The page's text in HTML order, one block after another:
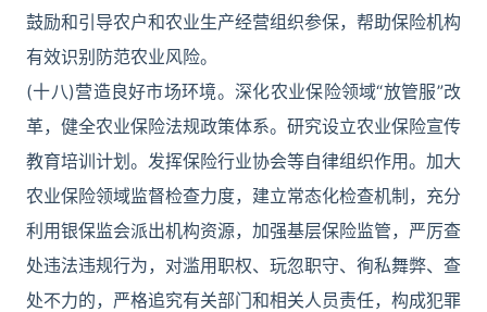
鼓励和引导农户和农业生产经营组织参保，帮助保险机构
有效识别防范农业风险。
(十八)营造良好市场环境。深化农业保险领域“放管服”改
革，健全农业保险法规政策体系。研究设立农业保险宣传
教育培训计划。发挥保险行业协会等自律组织作用。加大
农业保险领域监督检查力度，建立常态化检查机制，充分
利用银保监会派出机构资源，加强基层保险监管，严厉查
处违法违规行为，对滥用职权、玩忽职守、徇私舞弊、查
处不力的，严格追究有关部门和相关人员责任，构成犯罪